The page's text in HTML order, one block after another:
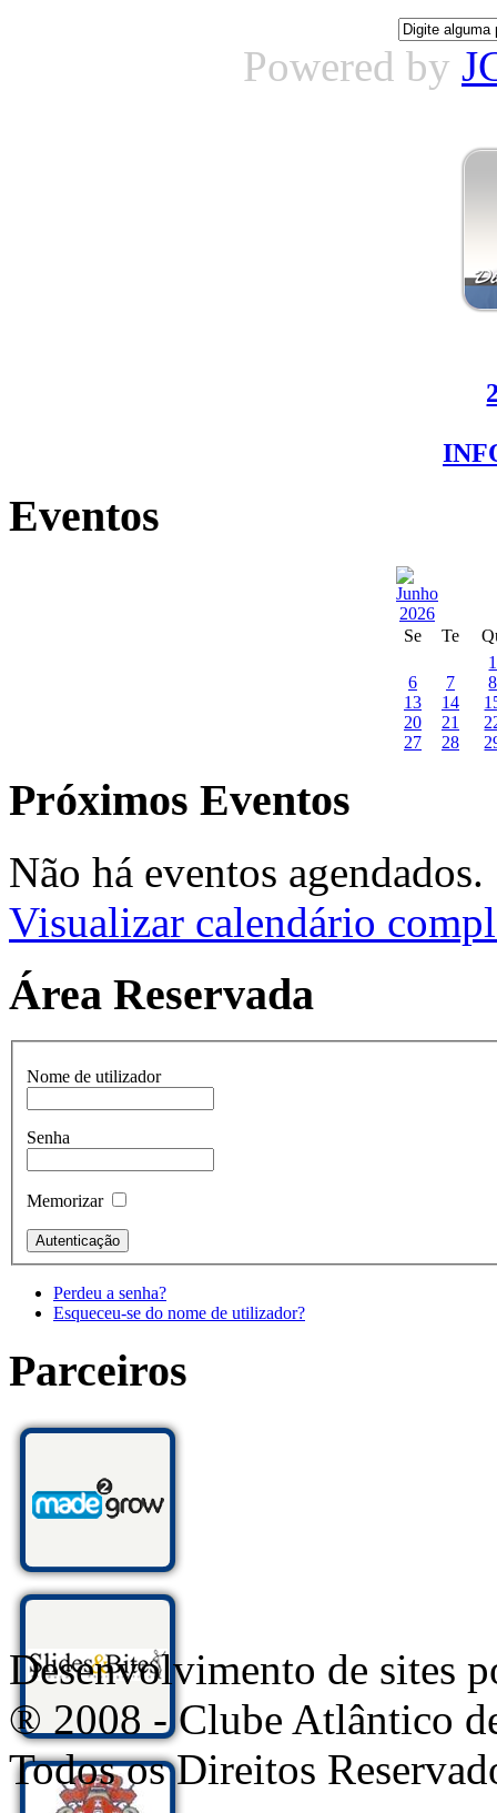
Powered by
Eventos
Se Te
1
6
7
8
13
14
20
21
27
28
Próximos Eventos
Não há eventos agendados.
Visualizar calendário
Área Reservada
Nome de utilizador
Senha
Memorizar
Perdeu a senha?
Esqueceu-se do nome de utilizador?
Parceiros
Desenvolvimento de sites
® 2008 - Clube Atlântico
Todos os Direitos